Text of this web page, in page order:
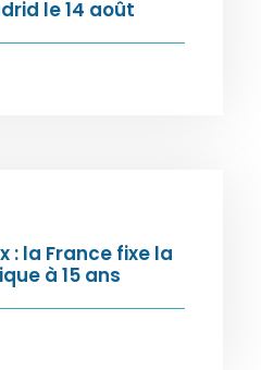
le 14 août
: la France fixe la
à 15 ans